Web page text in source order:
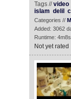
Tags //video
islam delil
Categories //
Added: 3062
Runtime:
Not yet rated